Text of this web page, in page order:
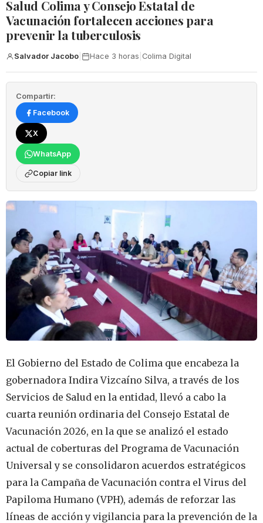
Salud Colima y Consejo Estatal de
Vacunación fortalecen acciones para
prevenir la tuberculosis
Salvador Jacobo Hace 3 horas Colima Digital
Compartir:
Facebook
X
WhatsApp
Copiar link
El Gobierno del Estado de Colima que encabeza la
gobernadora Indira Vizcaíno Silva, a través de los
Servicios de Salud en la entidad, llevó a cabo la
cuarta reunión ordinaria del Consejo Estatal de
Vacunación 2026, en la que se analizó el estado
actual de coberturas del Programa de Vacunación
Universal y se consolidaron acuerdos estratégicos
para la Campaña de Vacunación contra el Virus del
Papiloma Humano (VPH), además de reforzar las
líneas de acción y vigilancia para la prevención de la